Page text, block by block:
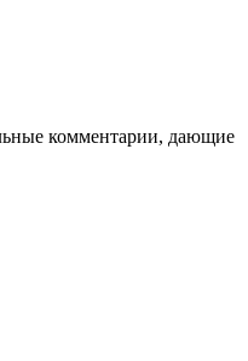
комментарии, дающие